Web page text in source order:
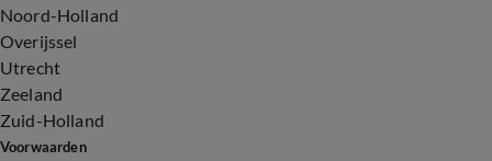
Noord-Holland
Overijssel
Utrecht
Zeeland
Zuid-Holland
Voorwaarden